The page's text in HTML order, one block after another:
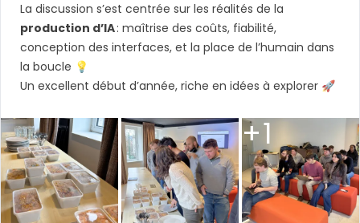
La discussion s’est centrée sur les réalités de la
production d’IA: maîtrise des coûts, fiabilité,
conception des interfaces, et la place de l’humain dans
la boucle 💡
Un excellent début d’année, riche en idées à explorer 🚀
+1